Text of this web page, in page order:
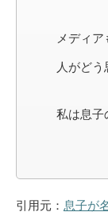
メディ
人がどう
私は息子
引用元： 息子が